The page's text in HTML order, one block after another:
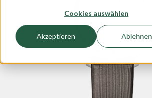
Cookies auswählen
Akzeptieren Ablehnen